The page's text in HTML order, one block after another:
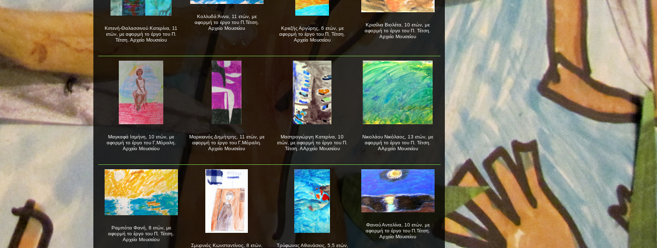
Κιπενή-Θαλασσινού Κατερίνα, 11
ετών, με αφορμή το έργο του Π.
Τέτση. Αρχείο Μουσείου
Κολλυδά Άννα, 11 ετών, με
αφορμή το έργο του Π.Τέτση.
Αρχείο Μουσείου
Κριεζής Αργύρης, 6 ετών, με
αφορμή το έργο του Π. Τέτση.
Αρχείο Μουσείου
Κρισίλια Βιολέτα, 10 ετών, με
αφορμή το έργο του Π. Τέτση.
Αρχείο Μουσείου
Μαγκαφά Ισμήνη, 10 ετών, με
αφορμή το έργο του Γ.Μόραλη.
Αρχείο Μουσείου
Μαρκιανός Δημήτρης, 11 ετών, με
αφορμή το έργο του Γ.Μόραλη.
Αρχείο Μουσείου
Μαστρογιώργη Κατερίνα, 10
ετών, με αφορμή το έργο του Π.
Τέτση. ΑΑρχείο Μουσείου
Νικολάου Νικόλαος, 13 ετών, με
αφορμή το έργο του Π. Τέτση.
ΑΑρχείο Μουσείου
Ραμπότα Φανή, 8 ετών, με
αφορμή το έργο του Π. Τέτση.
Αρχείο Μουσείου
Σμυρνιός Κωνσταντίνος, 8 ετών,
Τρύφωνας Αθανάσιος, 5,5 ετών,
Φανού Αντολίνα, 10 ετών, με
αφορμή το έργο του Π.Τέτση.
Αρχείο Μουσείου